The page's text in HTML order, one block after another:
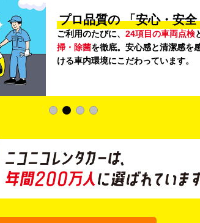
プロ品質の 「安心・安
ご利用のたびに、 24項目の車両点検
掃・除菌を徹底。安心感と清潔感を
ける車内環境にこだわっています。